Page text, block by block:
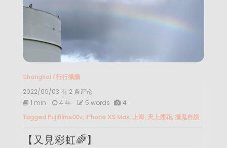
Shanghai/行行攝攝
2022/09/03 【又
見
虹
有 2 条评论
1 min
4 年 5 words 4
Tagged Fujifilms00v, iPhone XS Max, 上海, 天上煙花, 攝鬼自娛
【又見彩虹🌈】